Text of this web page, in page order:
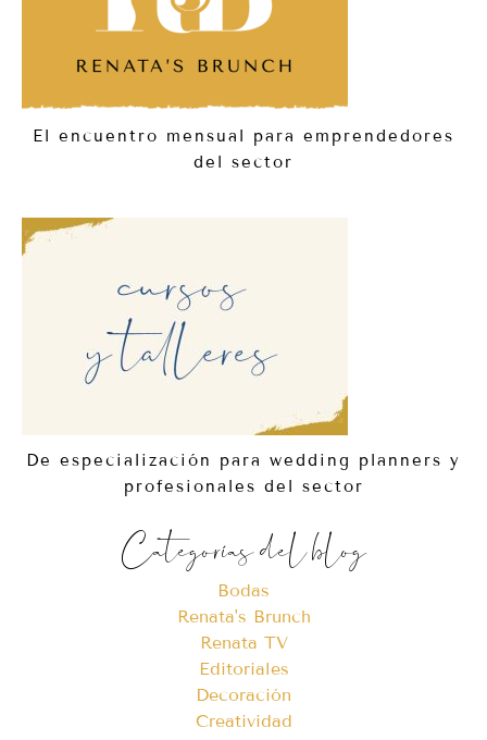
El encuentro mensual para emprendedores
del sector
De especialización para wedding planners y
profesionales del sector
Categorías del blog
Bodas
Renata's Brunch
Renata TV
Editoriales
Decoración
Creatividad